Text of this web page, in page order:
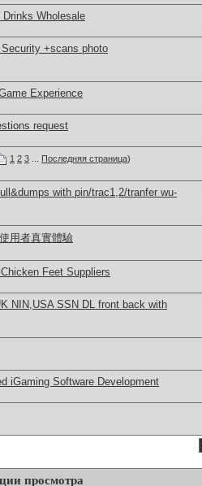
Wholesale
+scans photo
Experience
request
1 2 3 Последняя страница)
with pin/trac1,2/tranfer wu-
用者真實體驗
Feet Suppliers
NIN,USA SSN DL front back with
iGaming Software Development
просмотра